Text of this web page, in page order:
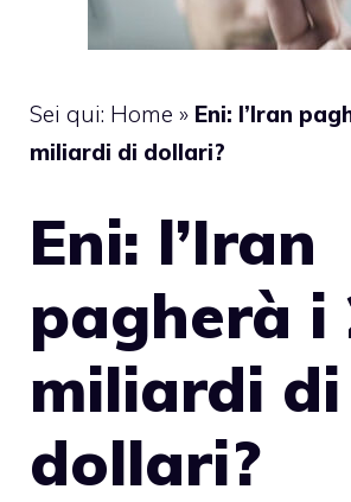
Sei qui: Home » Eni: l’Iran
miliardi di dollari?
Eni: l’Iran
pagherà i
miliardi di
dollari?